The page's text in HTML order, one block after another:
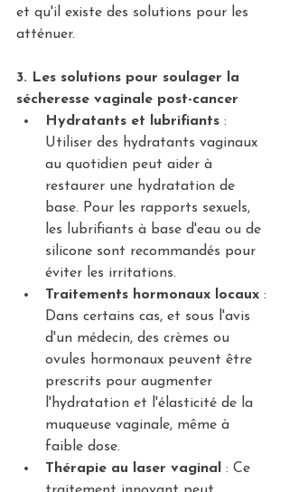
et qu'il existe des solutions pour les
atténuer.
3. Les solutions pour soulager la
sécheresse vaginale post-cancer
Hydratants et lubrifiants :
Utiliser des hydratants vaginaux
au quotidien peut aider à
restaurer une hydratation de
base. Pour les rapports sexuels,
les lubrifiants à base d'eau ou de
silicone sont recommandés pour
éviter les irritations.
Traitements hormonaux locaux :
Dans certains cas, et sous l'avis
d'un médecin, des crèmes ou
ovules hormonaux peuvent être
prescrits pour augmenter
l'hydratation et l'élasticité de la
muqueuse vaginale, même à
faible dose.
Thérapie au laser vaginal : Ce